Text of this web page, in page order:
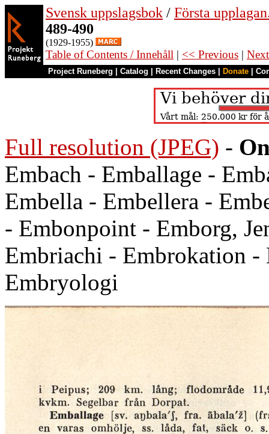
Svensk uppslagsbok / Första
489-490
(1929-1955)
Table of Contents / Innehåll | << Previous |
Project Runeberg Catalog Recent Changes Donate
Full resolution (JPEG) -
Embach - Emballage -
Embella - Embellera -
- Embonpoint - Emborg,
Embriachi - Embrokation
Embryologi